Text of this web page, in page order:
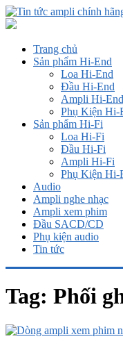
Trang chủ
Sản phẩm Hi-End
Loa Hi-End
Đầu Hi-End
Ampli Hi-End
Phụ Kiện Hi-
Sản phẩm Hi-Fi
Loa Hi-Fi
Đầu Hi-Fi
Ampli Hi-Fi
Phụ Kiện Hi-
Audio
Ampli nghe nhạc
Ampli xem phim
Đầu SACD/CD
Phụ kiện audio
Tin tức
Tag: Phối